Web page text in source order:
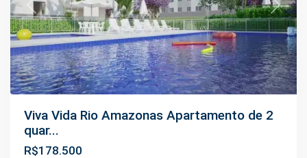
Previous Next
Viva Vida Rio Amazonas Apartamento de 2
quar...
R$178.500